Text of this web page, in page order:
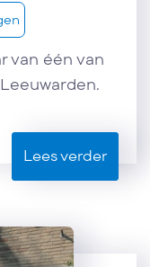
van één van
Lees verder